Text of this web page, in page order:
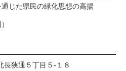
じた県民の緑化思想の高揚
狭通５丁目５-１８